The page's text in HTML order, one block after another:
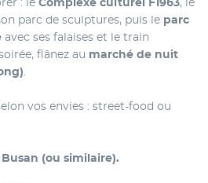
: le Complexe culturel F1963
parc de sculptures, puis le parc
avec ses falaises et le train
flânez au marché de nuit
.
vos envies : street-food ou
(ou similaire).